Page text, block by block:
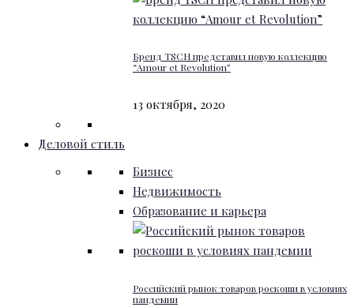
Бренд TSCH представил новую коллекцию
“Amour et Revolution”
13 октября, 2020
Деловой стиль
Бизнес
Недвижимость
Образование и карьера
Российский рынок товаров роскоши в условиях
пандемии